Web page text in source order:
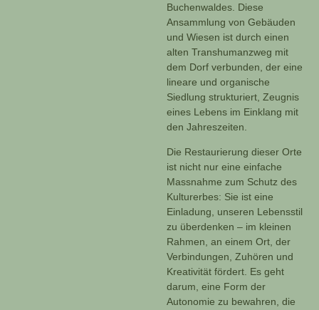
Buchenwaldes. Diese
Ansammlung von Gebäuden
und Wiesen ist durch einen
alten Transhumanzweg mit
dem Dorf verbunden, der eine
lineare und organische
Siedlung strukturiert, Zeugnis
eines Lebens im Einklang mit
den Jahreszeiten.
Die Restaurierung dieser Orte
ist nicht nur eine einfache
Massnahme zum Schutz des
Kulturerbes: Sie ist eine
Einladung, unseren Lebensstil
zu überdenken – im kleinen
Rahmen, an einem Ort, der
Verbindungen, Zuhören und
Kreativität fördert. Es geht
darum, eine Form der
Autonomie zu bewahren, die